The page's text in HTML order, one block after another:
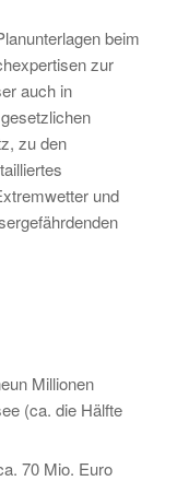
beim
zur
auch in
zu den
und
Millionen
(ca. die Hälfte
70 Mio. Euro